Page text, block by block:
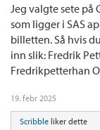
Jeg valgte sete på
som ligger i SAS
billetten. Så hvis
inn slik: Fredrik
Fredrikpetterhan
19. febr 2025
Scribble liker dette